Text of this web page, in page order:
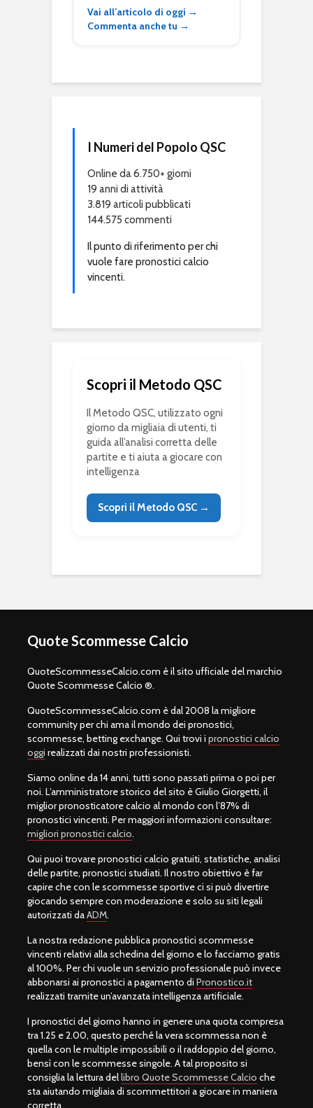
Vai all’articolo di oggi →
Commenta anche tu →
I Numeri del Popolo QSC
Online da 6.750+ giorni
19 anni di attività
3.819 articoli pubblicati
144.575 commenti
Il punto di riferimento per chi
vuole fare pronostici calcio
vincenti.
Scopri il Metodo QSC
Il Metodo QSC, utilizzato ogni
giorno da migliaia di utenti, ti
guida all’analisi corretta delle
partite e ti aiuta a giocare con
intelligenza
Scopri il Metodo QSC →
Quote Scommesse Calcio
QuoteScommesseCalcio.com è il sito ufficiale del marchio
Quote Scommesse Calcio ®.
QuoteScommesseCalcio.com è dal 2008 la migliore
community per chi ama il mondo dei pronostici,
scommesse, betting exchange. Qui trovi i pronostici calcio
oggi realizzati dai nostri professionisti.
Siamo online da 14 anni, tutti sono passati prima o poi per
noi. L’amministratore storico del sito è Giulio Giorgetti, il
miglior pronosticatore calcio al mondo con l’87% di
pronostici vincenti. Per maggiori informazioni consultare:
migliori pronostici calcio.
Qui puoi trovare pronostici calcio gratuiti, statistiche, analisi
delle partite, pronostici studiati. Il nostro obiettivo è far
capire che con le scommesse sportive ci si può divertire
giocando sempre con moderazione e solo su siti legali
autorizzati daADM.
La nostra redazione pubblica pronostici scommesse
vincenti relativi alla schedina del giorno e lo facciamo gratis
al 100%. Per chi vuole un servizio professionale può invece
abbonarsi ai pronostici a pagamento di Pronostico.it
realizzati tramite un’avanzata intelligenza artificiale.
I pronostici del giorno hanno in genere una quota compresa
tra 1.25 e 2.00, questo perché la vera scommessa non è
quella con le multiple impossibili o il raddoppio del giorno,
bensì con le scommesse singole. A tal proposito si
consiglia la lettura dellibro Quote Scommesse Calcio che
sta aiutando migliaia di scommettitori a giocare in maniera
corretta.